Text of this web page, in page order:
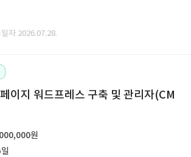
자 2026.07.28.
이지 워드프레스 구축 및 관리자(CM
원